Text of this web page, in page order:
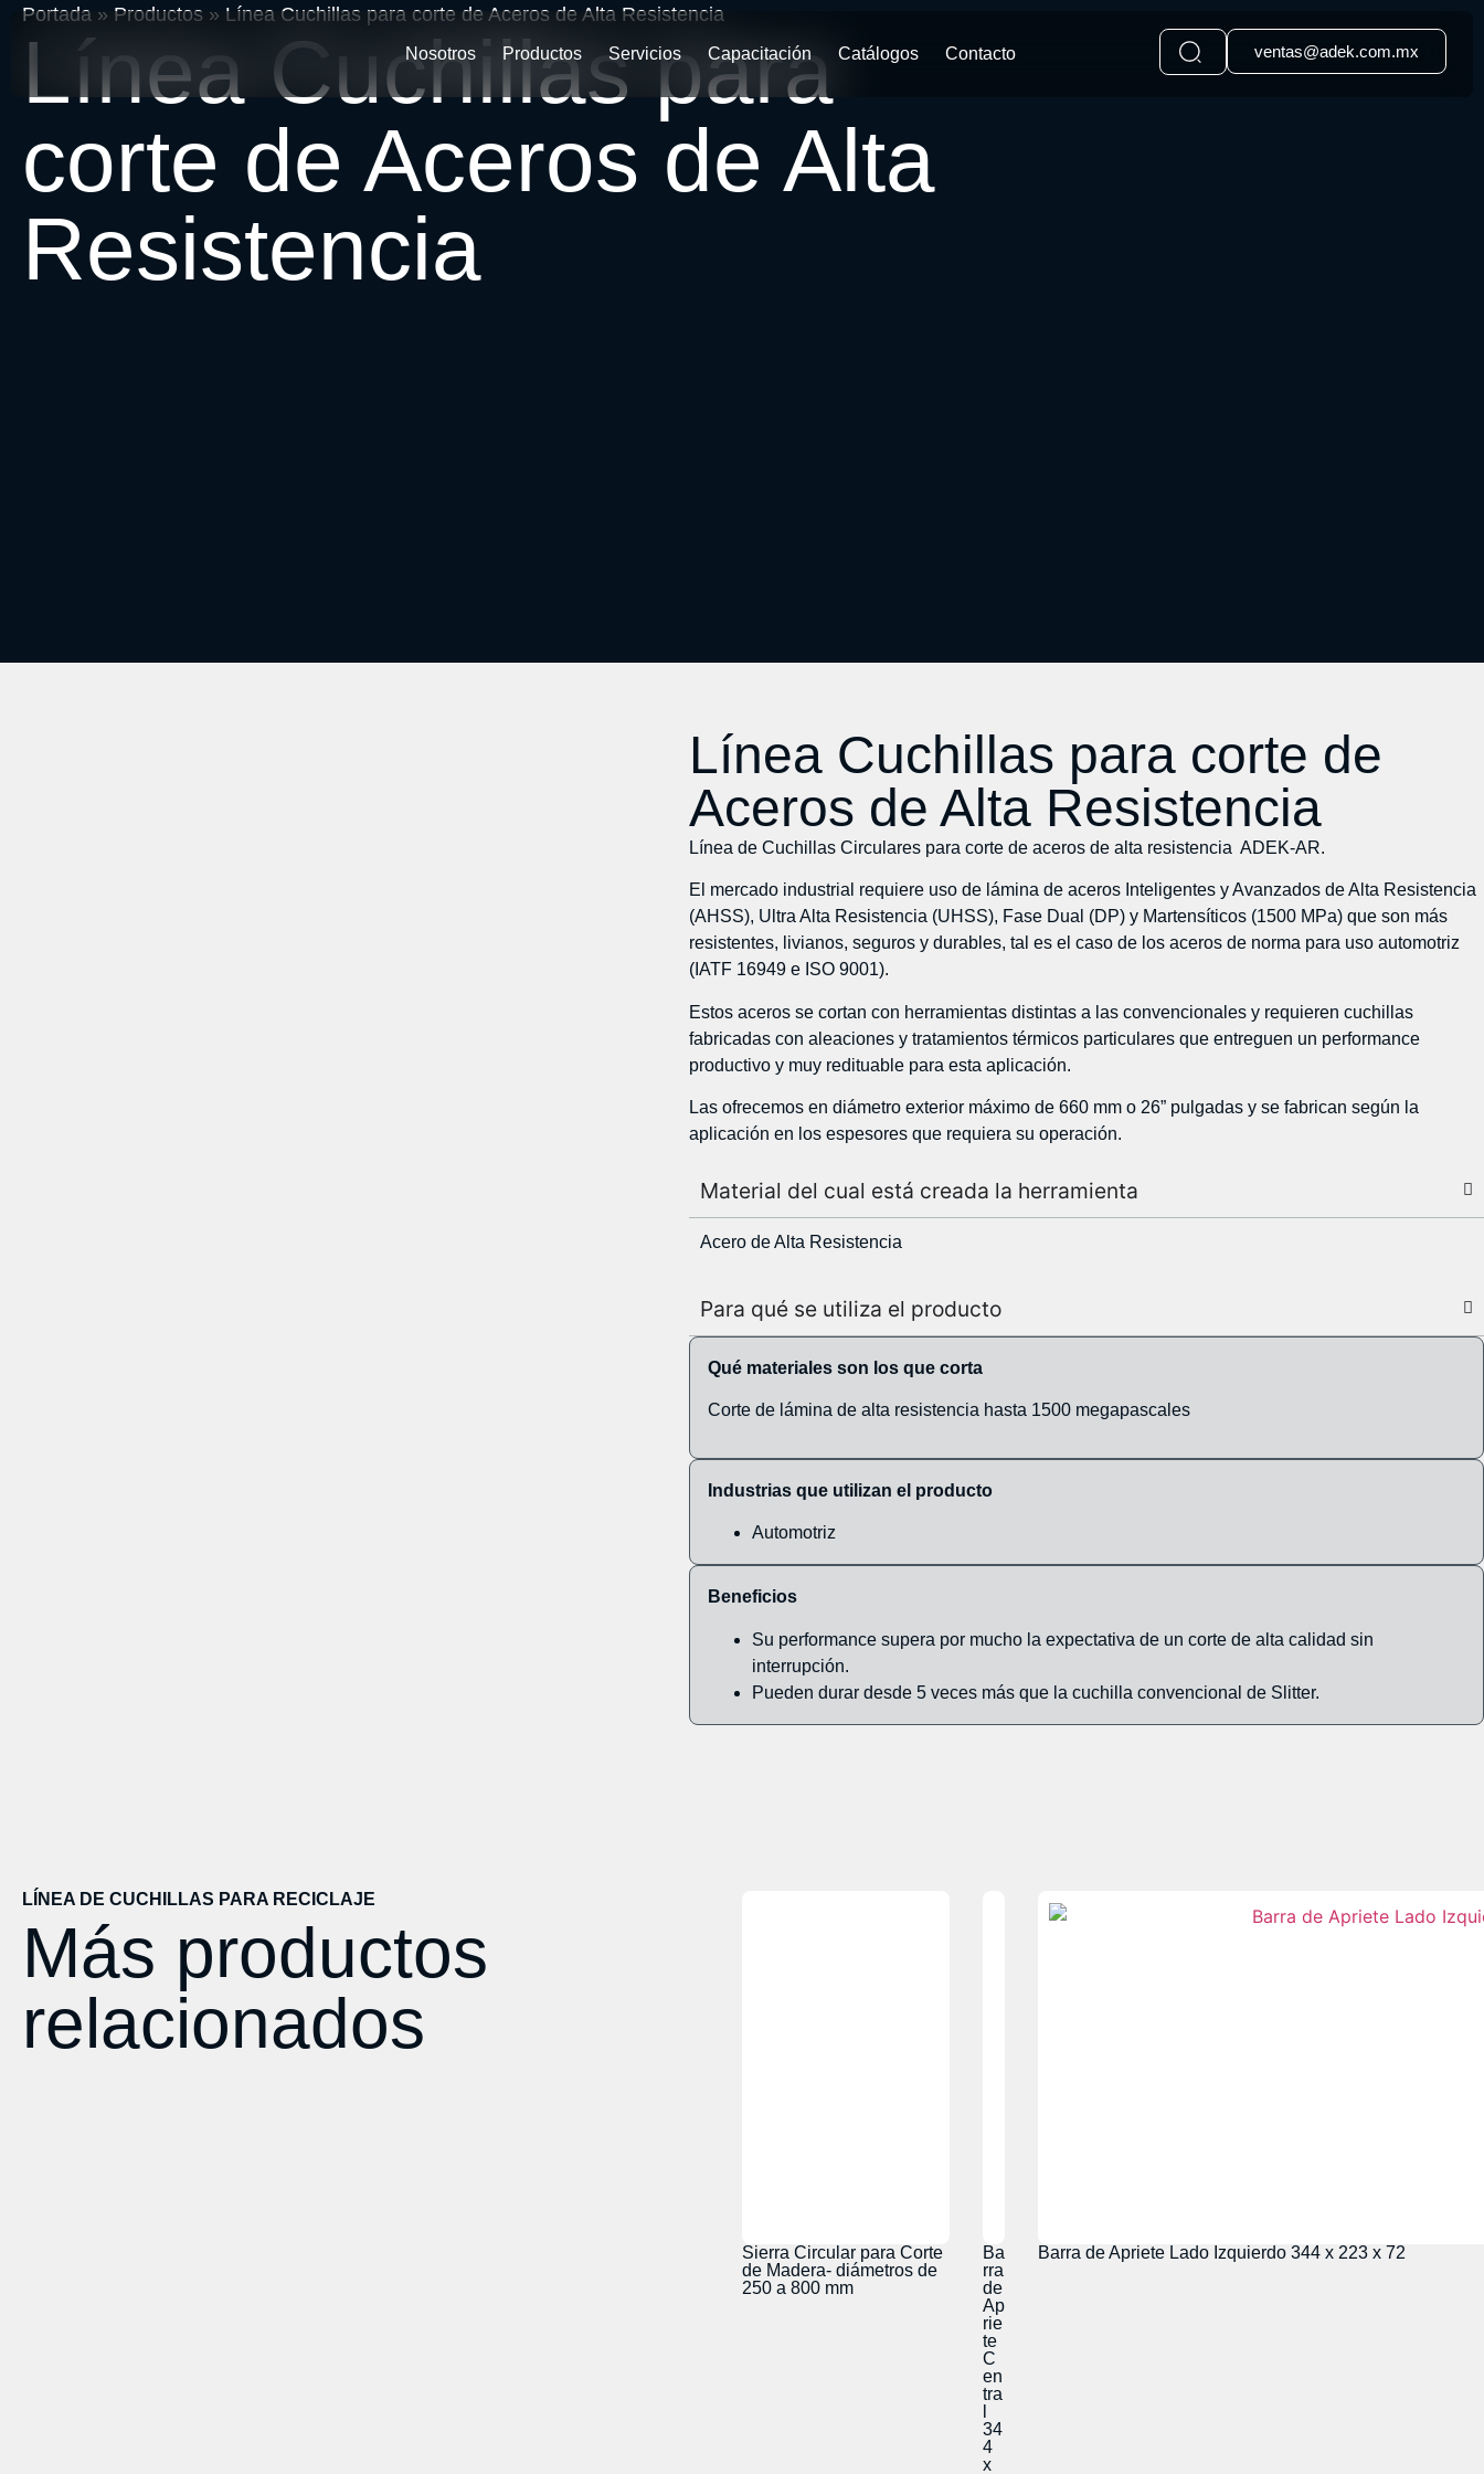
Nosotros Productos Servicios Capacitación Catálogos Contacto ventas@adek.com.mx
Portada » Productos » Línea Cuchillas para corte de Aceros de Alta Resistencia
Línea Cuchillas para
corte de Aceros de Alta
Resistencia
Línea Cuchillas para corte de
Aceros de Alta Resistencia
Línea de Cuchillas Circulares para corte de aceros de alta resistencia ADEK-AR.
El mercado industrial requiere uso de lámina de aceros Inteligentes y Avanzados de Alta Resistencia
(AHSS), Ultra Alta Resistencia (UHSS), Fase Dual (DP) y Martensíticos (1500 MPa) que son más
resistentes, livianos, seguros y durables, tal es el caso de los aceros de norma para uso automotriz
(IATF 16949 e ISO 9001).
Estos aceros se cortan con herramientas distintas a las convencionales y requieren cuchillas
fabricadas con aleaciones y tratamientos térmicos particulares que entreguen un performance
productivo y muy redituable para esta aplicación.
Las ofrecemos en diámetro exterior máximo de 660 mm o 26” pulgadas y se fabrican según la
aplicación en los espesores que requiera su operación.
Material del cual está creada la herramienta
Acero de Alta Resistencia
Para qué se utiliza el producto
Qué materiales son los que corta
Corte de lámina de alta resistencia hasta 1500 megapascales
Industrias que utilizan el producto
Automotriz
Beneficios
Su performance supera por mucho la expectativa de un corte de alta calidad sin
interrupción.
Pueden durar desde 5 veces más que la cuchilla convencional de Slitter.
LÍNEA DE CUCHILLAS PARA RECICLAJE
Más productos
relacionados
Sierra Circular para Corte
de Madera- diámetros de
250 a 800 mm
Ba
rra
de
Ap
rie
te
C
en
tra
34
4
x
Barra de Apriete Lado Izquierdo 344 x 223 x 72